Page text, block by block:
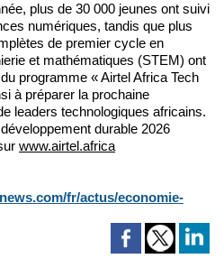
plus de 30 000 jeunes ont suivi
numériques, tandis que plus
de premier cycle en
et mathématiques (STEM) ont
programme « Airtel Africa Tech
à préparer la prochaine
leaders technologiques africains.
durable 2026
www.airtel.africa
fr/actus/economie-